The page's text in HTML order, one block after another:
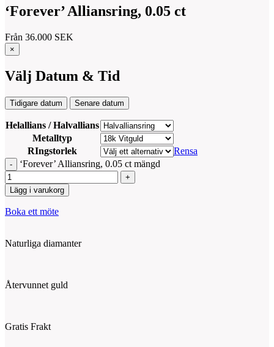
‘Forever’ Alliansring, 0.05 ct
Från 36.000 SEK
×
Välj Datum & Tid
Tidigare datum Senare datum
Helallians / Halvallians
Metalltyp
RIngstorlek
Rensa
‘Forever’ Alliansring, 0.05 ct mängd
Lägg i varukorg
Boka ett möte
Naturliga diamanter
Återvunnet guld
Gratis Frakt